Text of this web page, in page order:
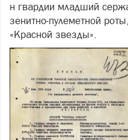
н гвардии младший
зенитно-пулеметной
«Красной звезды».